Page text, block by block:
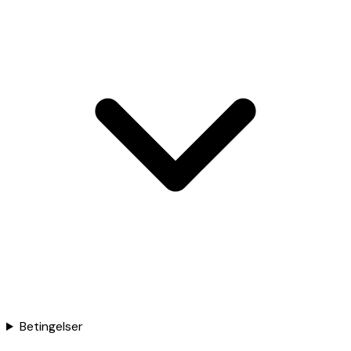
Betingelser